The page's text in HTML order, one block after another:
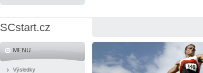
SCstart.cz
MENU
Výsledky